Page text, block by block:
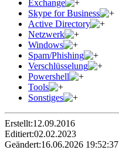
Exchange
Skype for Business
Active Directory
Netzwerk
Windows
Spam/Phishing
Verschlüsselung
Powershell
Tools
Sonstiges
Erstellt:12.09.2016
Editiert:02.02.2023
Geändert:16.06.2026 19:52:37